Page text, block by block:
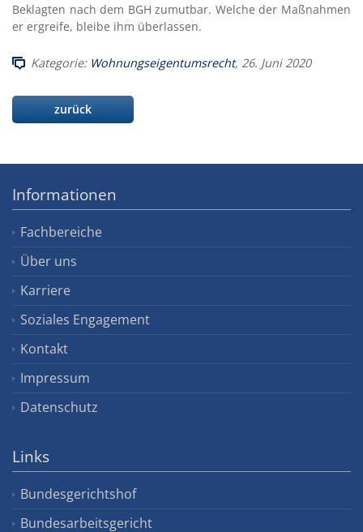
Beklagten nach dem BGH zumutbar. Welche der Maßnahmen
er ergreife, bleibe ihm überlassen.
Kategorie: Wohnungseigentumsrecht, 26. Juni 2020
zurück
Informationen
Fachbereiche
Über uns
Karriere
Soziales Engagement
Kontakt
Impressum
Datenschutz
Links
Bundesgerichtshof
Bundesarbeitsgericht